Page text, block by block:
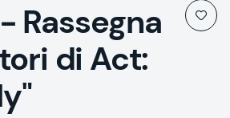
Rassegna
di Act: